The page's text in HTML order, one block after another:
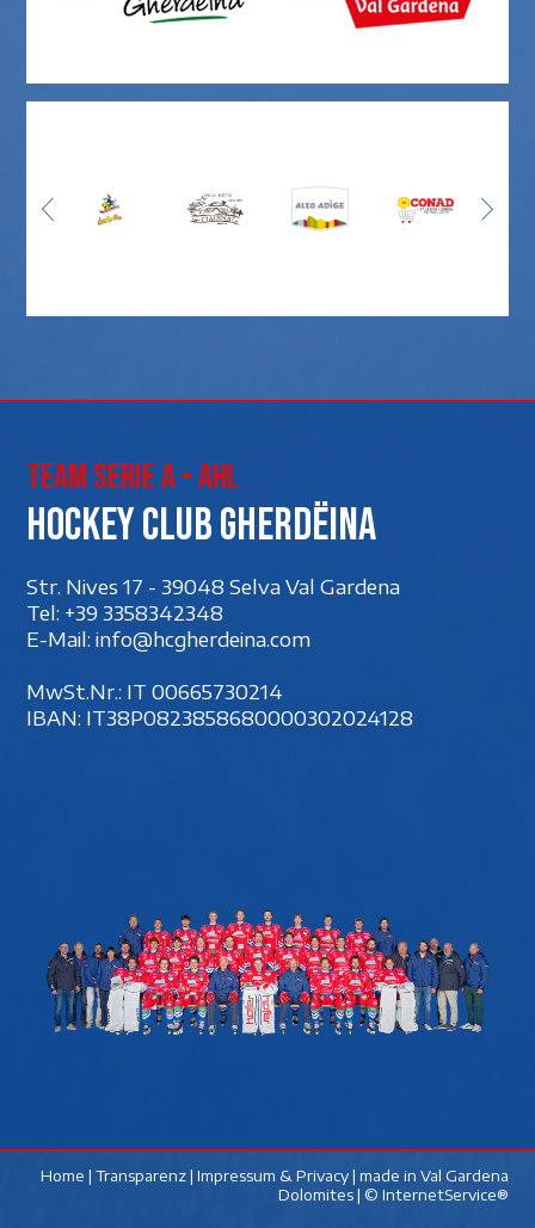
Team Serie A - AHL
Hockey club Gherdëina
Str. Nives 17 - 39048 Selva Val Gardena
Tel: +39 3358342348
E-Mail: info@hcgherdeina.com
MwSt.Nr.: IT 00‍665730214
IBAN: IT38P0823858680000302024128
Home | Transparenz| Impressum & Privacy| made in Val Gardena
Dolomites| © InternetService®